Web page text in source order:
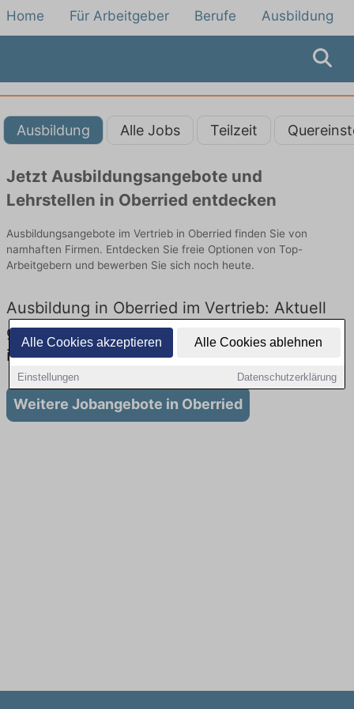
Alle Cookies akzeptieren Alle Cookies ablehnen
Einstellungen Datenschutzerklärung
Home Für Arbeitgeber Berufe Ausbildung
Ausbildung Alle Jobs Teilzeit
Jetzt Ausbildungsangebote und
Lehrstellen in Oberried entdecken
Ausbildungsangebote im Vertrieb in Oberried finden Sie von
namhaften Firmen. Entdecken Sie freie Optionen von Top-
Arbeitgebern und bewerben Sie sich noch heute.
Ausbildung in Oberried im Vertrieb: Aktuell
gibt es keine Stellenangebote für Ausbildung
in Oberried
Weitere Jobangebote in Oberried